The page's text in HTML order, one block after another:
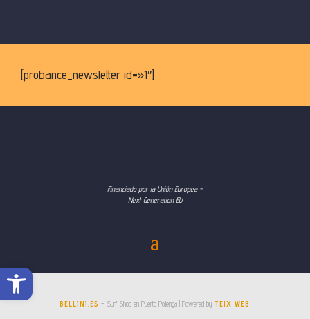
Abrir barra de herramientas
[probance_newsletter id=»1″]
Financiado por la Unión Europea –
Next Generation EU
BELLINI.ES – Surf Shop en Puerto Pollença | Powered by TEIX WEB